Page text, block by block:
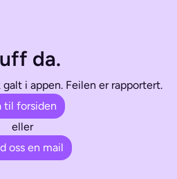
da.
i appen. Feilen er rapportert.
til forsiden
eller
oss en mail